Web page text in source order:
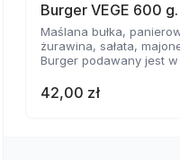
Burger VEGE 600 g.
Maślana bułka,
żurawina, sałata,
Burger podawany jest
42,00 zł